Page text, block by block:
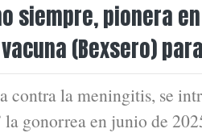
siempre, pionera
(Bexsero)
contra la meningitis, se
la gonorrea en junio de